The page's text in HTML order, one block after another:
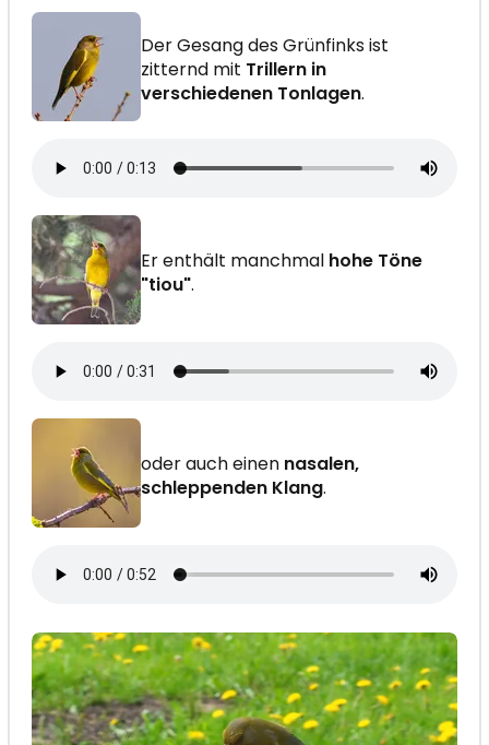
Der Gesang des Grünfinks ist
zitternd mit Trillern in
verschiedenen Tonlagen.
Er enthält manchmal hohe Töne
"tiou".
oder auch einen nasalen,
schleppenden Klang.